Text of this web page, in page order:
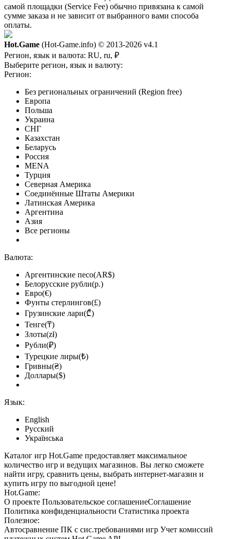
самой площадки (Service Fee) обычно привязана к самой
сумме заказа и не зависит от выбранного вами способа
оплаты.
Hot.Game (Hot-Game.info) © 2013-2026 v4.1
Регион, язык и валюта: RU, ru, ₽
Выберите регион, язык и валюту:
Регион:
Без региональных ограничений (Region free)
Европа
Польша
Украина
СНГ
Казахстан
Беларусь
Россия
MENA
Турция
Северная Америка
Соединённые Штаты Америки
Латинская Америка
Аргентина
Азия
Все регионы
Валюта:
Аргентинские песо(AR$)
Белорусские рубли(р.)
Евро(€)
Фунты стерлингов(£)
Грузинские лари(₾)
Тенге(₸)
Злоты(zł)
Рубли(₽)
Турецкие лиры(₺)
Гривны(₴)
Доллары($)
Язык:
English
Русский
Українська
Каталог игр Hot.Game предоставляет максимальное
количество игр и ведущих магазинов. Вы легко сможете
найти игру, сравнить цены, выбрать интернет-магазин и
купить игру по выгодной цене!
Hot.Game:
О проекте Пользовательское соглашениеСоглашение
Политика конфиденциальности Статистика проекта
Полезное:
Автосравнение ПК с сис.требованиями игр Учет комиссий